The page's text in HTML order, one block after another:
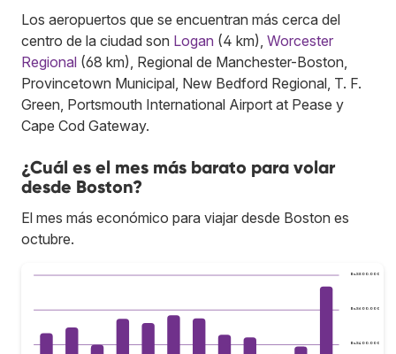
Los aeropuertos que se encuentran más cerca del
centro de la ciudad son Logan (4 km), Worcester
Regional (68 km), Regional de Manchester-Boston,
Provincetown Municipal, New Bedford Regional, T. F.
Green, Portsmouth International Airport at Pease y
Cape Cod Gateway.
¿Cuál es el mes más barato para volar
desde Boston?
El mes más económico para viajar desde Boston es
octubre.
Bs.S400.000
Bs.S600.000
Bs.S800.000